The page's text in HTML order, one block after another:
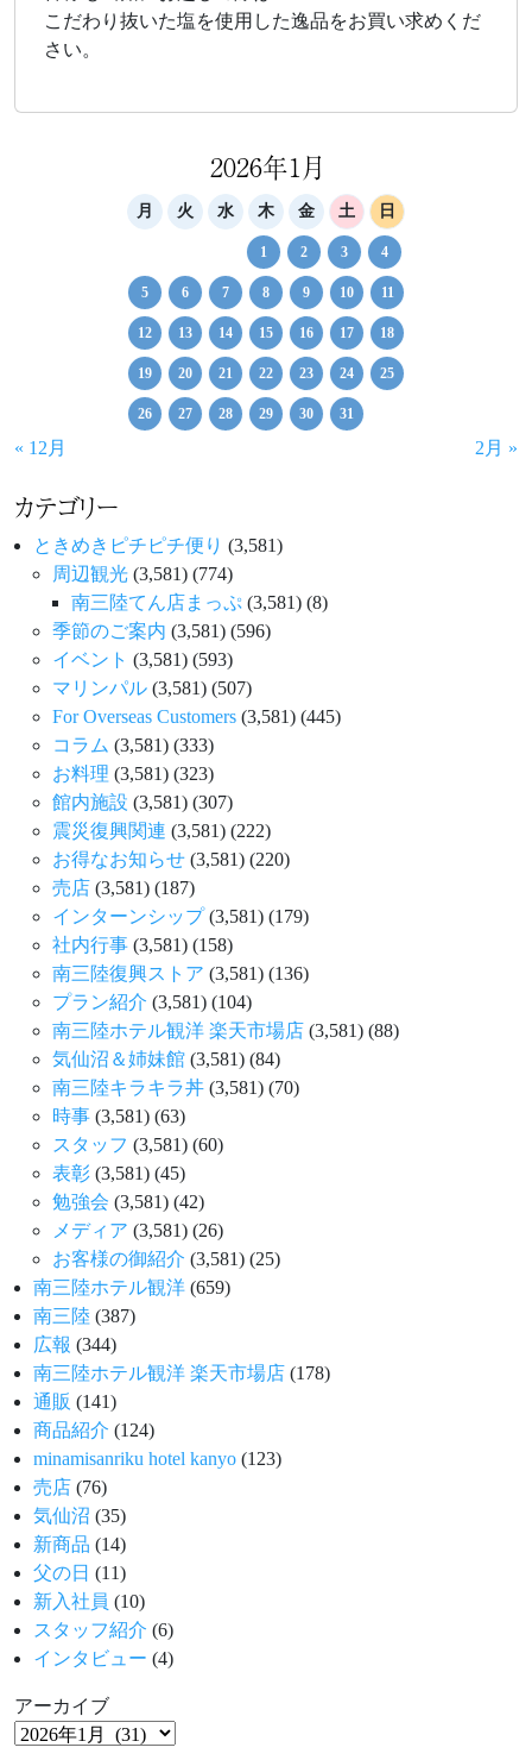
こだわり抜いた塩を使用した逸品をお買い求めくだ
さい。
2026年1月
月 火 水 木 金 土 日
1 2 3 4
5 6 7 8 9 10 11
12 13 14 15 16 17 18
19 20 21 22 23 24 25
26 27 28 29 30 31
« 12月 2月 »
カテゴリー
ときめきピチピチ便り (3,581)
周辺観光 (3,581) (774)
南三陸てん店まっぷ (3,581) (8)
季節のご案内 (3,581) (596)
イベント (3,581) (593)
マリンパル (3,581) (507)
For Overseas Customers (3,581) (445)
コラム (3,581) (333)
お料理 (3,581) (323)
館内施設 (3,581) (307)
震災復興関連 (3,581) (222)
お得なお知らせ (3,581) (220)
売店 (3,581) (187)
インターンシップ(3,581) (179)
社内行事 (3,581) (158)
南三陸復興ストア (3,581) (136)
プラン紹介 (3,581) (104)
南三陸ホテル観洋 楽天市場店 (3,581) (88)
気仙沼＆姉妹館 (3,581) (84)
南三陸キラキラ丼 (3,581) (70)
時事 (3,581) (63)
スタッフ (3,581) (60)
表彰 (3,581) (45)
勉強会 (3,581) (42)
メディア (3,581) (26)
お客様の御紹介 (3,581) (25)
南三陸ホテル観洋 (659)
南三陸 (387)
広報 (344)
南三陸ホテル観洋 楽天市場店 (178)
通販 (141)
商品紹介 (124)
minamisanriku hotel kanyo (123)
売店 (76)
気仙沼 (35)
新商品 (14)
父の日 (11)
新入社員 (10)
スタッフ紹介 (6)
インタビュー (4)
アーカイブ